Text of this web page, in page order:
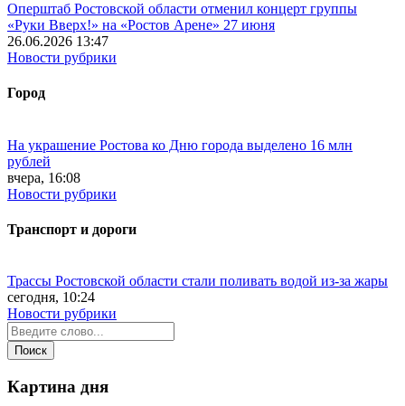
Оперштаб Ростовской области отменил концерт группы
«Руки Вверх!» на «Ростов Арене» 27 июня
26.06.2026 13:47
Новости рубрики
Город
На украшение Ростова ко Дню города выделено 16 млн
рублей
вчера, 16:08
Новости рубрики
Транспорт и дороги
Трассы Ростовской области стали поливать водой из-за жары
сегодня, 10:24
Новости рубрики
Картина дня